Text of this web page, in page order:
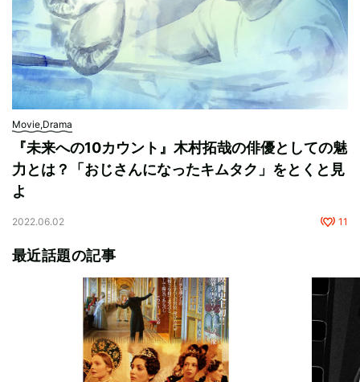
Movie,Drama
『未来への10カウント』木村拓哉の俳優としての魅
力とは？「おじさんになったキムタク」をとくと見
よ
2022.06.02 11
最近話題の記事